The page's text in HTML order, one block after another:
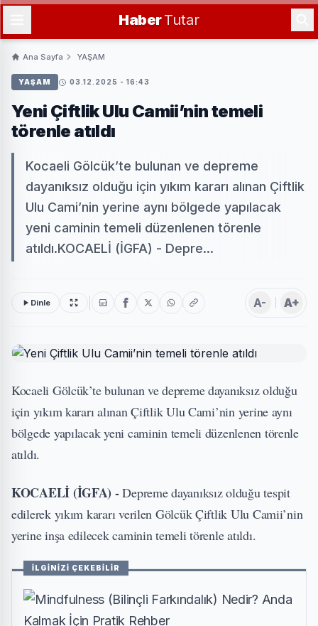
HaberTutar
Ana Sayfa YAŞAM
YAŞAM 03.12.2025 - 16:43
Yeni Çiftlik Ulu Camii’nin temeli
törenle atıldı
Kocaeli Gölcük’te bulunan ve depreme
dayanıksız olduğu için yıkım kararı alınan Çiftlik
Ulu Cami’nin yerine aynı bölgede yapılacak
yeni caminin temeli düzenlenen törenle
atıldı.KOCAELİ (İGFA) - Depre...
Dinle A- A+
Kocaeli Gölcük’te bulunan ve depreme dayanıksız olduğu
için yıkım kararı alınan Çiftlik Ulu Cami’nin yerine aynı
bölgede yapılacak yeni caminin temeli düzenlenen törenle
atıldı.
KOCAELİ (İGFA) -Depreme dayanıksız olduğu tespit
edilerek yıkım kararı verilen Gölcük Çiftlik Ulu Camii’nin
yerine inşa edilecek caminin temeli törenle atıldı.
İLGİNİZİ ÇEKEBİLİR